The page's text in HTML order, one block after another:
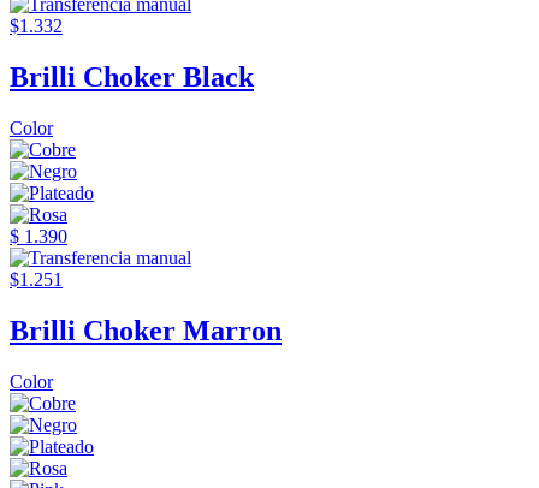
$1.332
Brilli Choker Black
Color
$ 1.390
$1.251
Brilli Choker Marron
Color